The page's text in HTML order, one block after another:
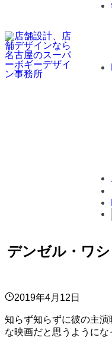
デンゼル・ワ
2019年4月12日
知らず知らずに彼の主
な映画だと思うように